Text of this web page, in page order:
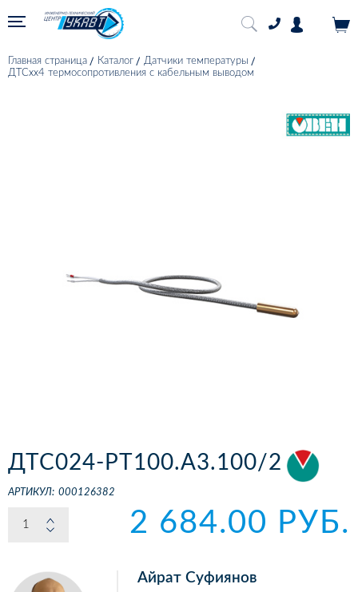
Главная страница Каталог
Датчики температуры
ДТСхх4 термосопротивления с кабельным выводом
ДТС024-РТ100.А3.100/2
АРТИКУЛ: 000126382
2 684.00 РУБ.
Айрат Суфиянов